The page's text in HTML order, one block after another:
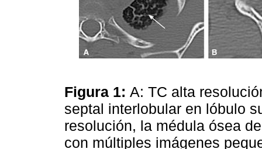
Figura 1: A: TC alta
septal interlobular en lóbulo
resolución, la médula ósea
con múltiples imágenes